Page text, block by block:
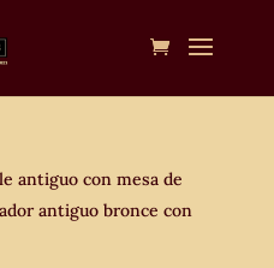
antiguo con mesa de
antiguo bronce con